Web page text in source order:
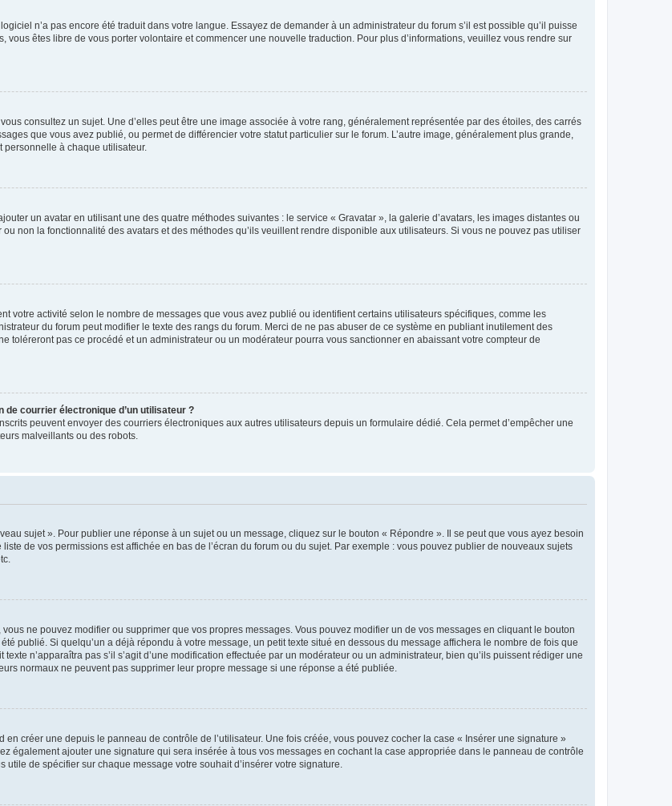
n’a pas encore été traduit dans votre langue. Essayez de demander à un administrateur du forum s’il est possible qu’il puisse
êtes libre de vous porter volontaire et commencer une nouvelle traduction. Pour plus d’informations, veuillez vous rendre sur
consultez un sujet. Une d’elles peut être une image associée à votre rang, généralement représentée par des étoiles, des carrés
que vous avez publié, ou permet de différencier votre statut particulier sur le forum. L’autre image, généralement plus grande,
personnelle à chaque utilisateur.
un avatar en utilisant une des quatre méthodes suivantes : le service « Gravatar », la galerie d’avatars, les images distantes ou
non la fonctionnalité des avatars et des méthodes qu’ils veuillent rendre disponible aux utilisateurs. Si vous ne pouvez pas utiliser
votre activité selon le nombre de messages que vous avez publié ou identifient certains utilisateurs spécifiques, comme les
du forum peut modifier le texte des rangs du forum. Merci de ne pas abuser de ce système en publiant inutilement des
toléreront pas ce procédé et un administrateur ou un modérateur pourra vous sanctionner en abaissant votre compteur de
de courrier électronique d’un utilisateur ?
peuvent envoyer des courriers électroniques aux autres utilisateurs depuis un formulaire dédié. Cela permet d’empêcher une
malveillants ou des robots.
sujet ». Pour publier une réponse à un sujet ou un message, cliquez sur le bouton « Répondre ». Il se peut que vous ayez besoin
de vos permissions est affichée en bas de l’écran du forum ou du sujet. Par exemple : vous pouvez publier de nouveaux sujets
ne pouvez modifier ou supprimer que vos propres messages. Vous pouvez modifier un de vos messages en cliquant le bouton
publié. Si quelqu’un a déjà répondu à votre message, un petit texte situé en dessous du message affichera le nombre de fois que
n’apparaîtra pas s’il s’agit d’une modification effectuée par un modérateur ou un administrateur, bien qu’ils puissent rédiger une
normaux ne peuvent pas supprimer leur propre message si une réponse a été publiée.
créer une depuis le panneau de contrôle de l’utilisateur. Une fois créée, vous pouvez cocher la case « Insérer une signature »
également ajouter une signature qui sera insérée à tous vos messages en cochant la case appropriée dans le panneau de contrôle
de spécifier sur chaque message votre souhait d’insérer votre signature.